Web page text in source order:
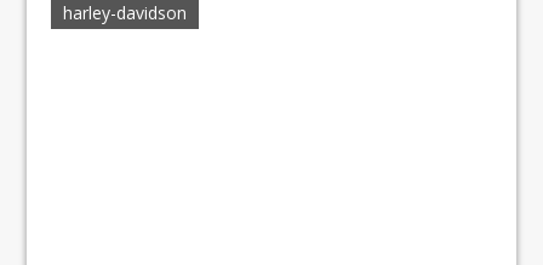
harley-davidson